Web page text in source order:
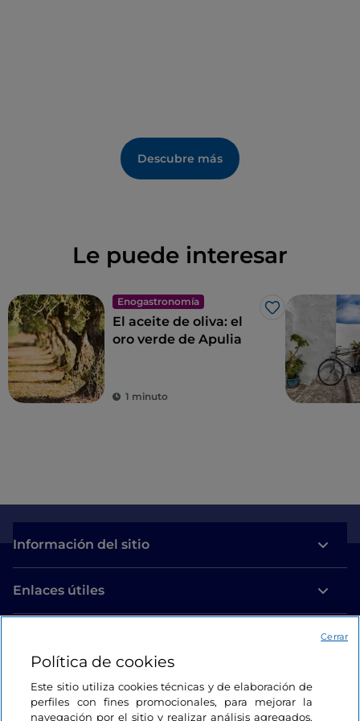
Descubre más
Le puede interesar
Enogastronomía
Me gusta
El aceite de oliva: el
oro verde de Apulia
1 minuto
Información del sitio
Enlaces útiles
Estamos en contacto
Política de cookies
Este sitio utiliza cookies técnicas y de elaboración de
perfiles con fines promocionales, para mejorar la
navegación por el sitio y realizar análisis agregados.
Cerrar